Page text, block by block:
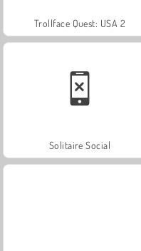
Trollface Quest: USA 2
Solitaire Social